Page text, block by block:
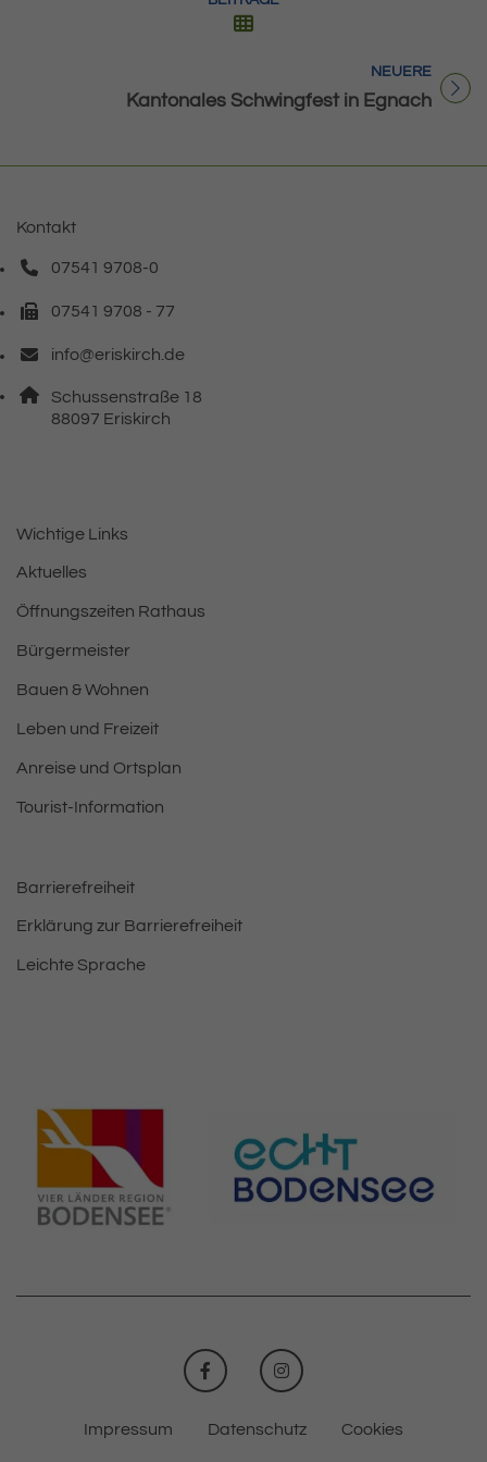
NEUERE
Titel für Beitrag
Kantonales Schwingfest in Egnach
Kontakt
07541 9708-0
Telefonnummer: 0 7 5 4 1 9 7 0 8 0
07541 9708 - 77
Faxnummer: 0 7 5 4 1 9 7 0 8 7 7
info@eriskirch.de
E-Mail Adresse: info@eriskirch.de
Adresse:
Schussenstraße 18
88097 , 8 8 0 9 7
Eriskirch
Wichtige Links
Aktuelles
Öffnungszeiten Rathaus
Bürgermeister
Bauen & Wohnen
Leben und Freizeit
Anreise und Ortsplan
Tourist-Information
Barrierefreiheit
Erklärung zur Barrierefreiheit
Leichte Sprache
FACEBOOKINSTAGRAM
Impressum Datenschutz Cookies